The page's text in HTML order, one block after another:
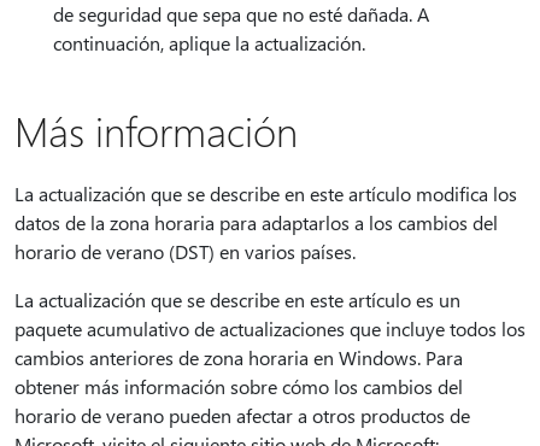
de seguridad que sepa que no esté dañada. A
continuación, aplique la actualización.
Más información
La actualización que se describe en este artículo modifica los
datos de la zona horaria para adaptarlos a los cambios del
horario de verano (DST) en varios países.
La actualización que se describe en este artículo es un
paquete acumulativo de actualizaciones que incluye todos los
cambios anteriores de zona horaria en Windows. Para
obtener más información sobre cómo los cambios del
horario de verano pueden afectar a otros productos de